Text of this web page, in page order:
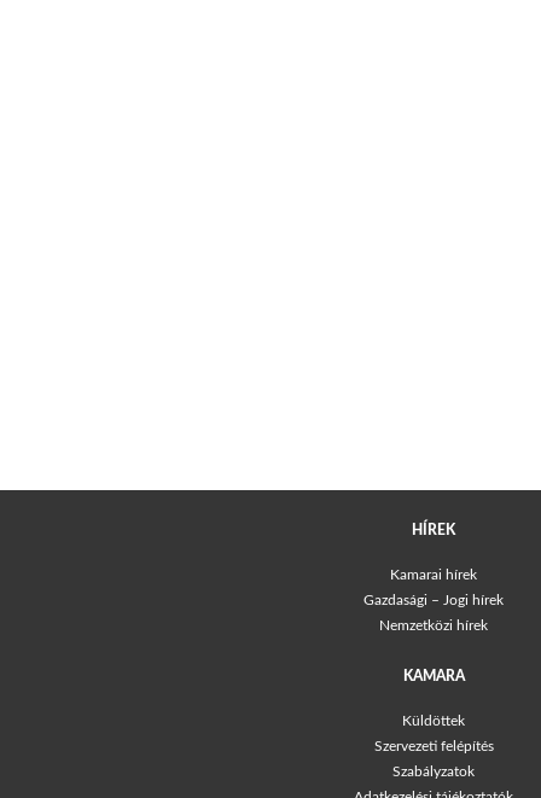
HÍREK
Kamarai hírek
Gazdasági – Jogi hírek
Nemzetközi hírek
KAMARA
Küldöttek
Szervezeti felépítés
Szabályzatok